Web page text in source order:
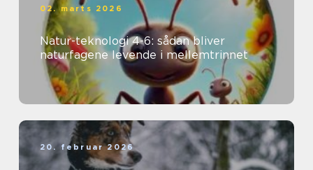
02. marts 2026
Natur-teknologi 4-6: sådan bliver
naturfagene levende i mellemtrinnet
20. februar 2026